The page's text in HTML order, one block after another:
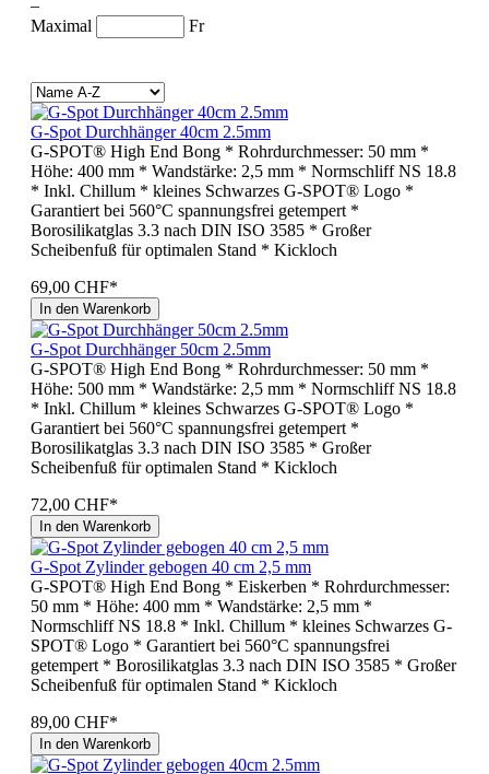
–
Maximal
Fr
G-Spot Durchhänger 40cm 2.5mm
G-SPOT® High End Bong * Rohrdurchmesser: 50 mm *
Höhe: 400 mm * Wandstärke: 2,5 mm * Normschliff NS 18.8
* Inkl. Chillum * kleines Schwarzes G-SPOT® Logo *
Garantiert bei 560°C spannungsfrei getempert *
Borosilikatglas 3.3 nach DIN ISO 3585 * Großer
Scheibenfuß für optimalen Stand * Kickloch
69,00 CHF*
In den Warenkorb
G-Spot Durchhänger 50cm 2.5mm
G-SPOT® High End Bong * Rohrdurchmesser: 50 mm *
Höhe: 500 mm * Wandstärke: 2,5 mm * Normschliff NS 18.8
* Inkl. Chillum * kleines Schwarzes G-SPOT® Logo *
Garantiert bei 560°C spannungsfrei getempert *
Borosilikatglas 3.3 nach DIN ISO 3585 * Großer
Scheibenfuß für optimalen Stand * Kickloch
72,00 CHF*
In den Warenkorb
G-Spot Zylinder gebogen 40 cm 2,5 mm
G-SPOT® High End Bong * Eiskerben * Rohrdurchmesser:
50 mm * Höhe: 400 mm * Wandstärke: 2,5 mm *
Normschliff NS 18.8 * Inkl. Chillum * kleines Schwarzes G-
SPOT® Logo * Garantiert bei 560°C spannungsfrei
getempert * Borosilikatglas 3.3 nach DIN ISO 3585 * Großer
Scheibenfuß für optimalen Stand * Kickloch
89,00 CHF*
In den Warenkorb